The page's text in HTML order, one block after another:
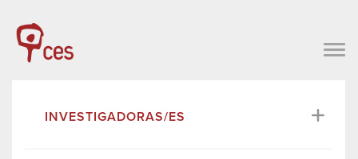
INVESTIGADORAS/ES